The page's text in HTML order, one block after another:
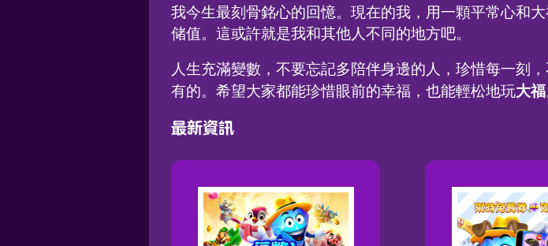
我今生最刻骨銘心的回憶。現在的我，用一顆平常心和
储值。這或許就是我和其他人不同的地方吧。
人生充滿變數，不要忘記多陪伴身邊的人，珍惜每一刻
有的。希望大家都能珍惜眼前的幸福，也能輕松地玩大福
最新資訊